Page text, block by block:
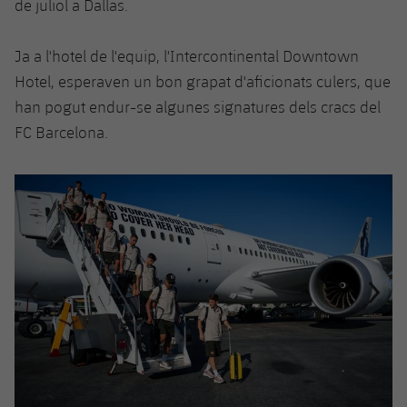
Jugadors
Calendari
Resultats
Fotos
Voleibol masculí
Voleibol femení
Apunta't a les amateurs
Carnet de l'Esportista Amateur
PLUSICON
MÉS
League of Legends
VALORANT Game Changers
eFootball
de juliol a Dallas.
Ja a l'hotel de l'equip, l'Intercontinental Downtown
Hotel, esperaven un bon grapat d'aficionats culers, que
han pogut endur-se algunes signatures dels cracs del
FC Barcelona.
label.aria.chevronleft